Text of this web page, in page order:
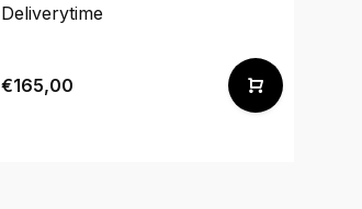
Deliverytime
€165,00